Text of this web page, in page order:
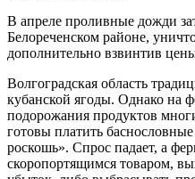
В апреле проливные дожди
Белореченском районе,
дополнительно взвинтив
Волгоградская область
кубанской ягоды. Однако на
подорожания продуктов
готовы платить
роскошь». Спрос падает, а
скоропортящимся товаром,